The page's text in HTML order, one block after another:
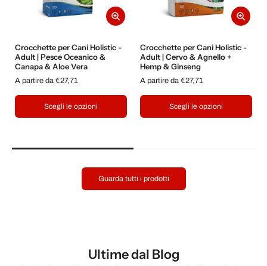
Crocchette per Cani Holistic -
Adult | Pesce Oceanico &
Canapa & Aloe Vera
A partire da €27,71
Scegli le opzioni
Crocchette per Cani Holistic -
Adult | Cervo & Agnello +
Hemp & Ginseng
A partire da €27,71
Scegli le opzioni
Guarda tutti i prodotti
Ultime dal Blog